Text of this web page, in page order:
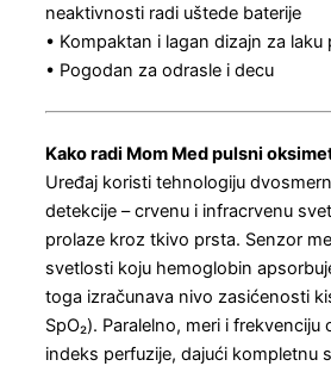
neaktivnosti radi uštede baterije
• Kompaktan i lagan dizajn za
• Pogodan za odrasle i decu
Kako radi Mom Med pulsni
Uređaj koristi tehnologiju
detekcije – crvenu i infracrvenu
prolaze kroz tkivo prsta. Senzor
svetlosti koju hemoglobin
toga izračunava nivo zasićenosti
SpO₂). Paralelno, meri i frekvenciju
indeks perfuzije, dajući kompletnu